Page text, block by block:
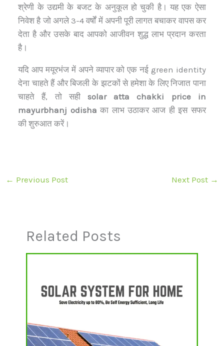
श्रेणी के उद्यमी के बजट के अनुकूल हो चुकी है। यह एक ऐसा
निवेश है जो अगले 3-4 वर्षों में अपनी पूरी लागत बचाकर वापस कर
देता है और उसके बाद आपको आजीवन शुद्ध लाभ प्रदान करता
है।
यदि आप मयूरभंज में अपने व्यापार को एक नई green identity
देना चाहते हैं और बिजली के झटकों से हमेशा के लिए निजात पाना
चाहते हैं, तो सही solar atta chakki price in
mayurbhanj odisha का लाभ उठाकर आज ही इस सफर
की शुरुआत करें।
← Previous Post Next Post →
Related Posts